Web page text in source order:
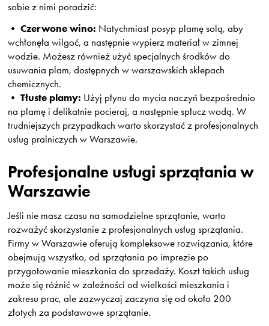
sobie z nimi poradzić:
•Czerwone wino: Natychmiast posyp plamę solą, aby
wchłonęła wilgoć, a następnie wypierz materiał w zimnej
wodzie. Możesz również użyć specjalnych środków do
usuwania plam, dostępnych w warszawskich sklepach
chemicznych.
•Tłuste plamy: Użyj płynu do mycia naczyń bezpośrednio
na plamę i delikatnie pocieraj, a następnie spłucz wodą. W
trudniejszych przypadkach warto skorzystać z profesjonalnych
usług pralniczych w Warszawie.
Profesjonalne usługi sprzątania w
Warszawie
Jeśli nie masz czasu na samodzielne sprzątanie, warto
rozważyć skorzystanie z profesjonalnych usług sprzątania.
Firmy w Warszawie oferują kompleksowe rozwiązania, które
obejmują wszystko, od sprzątania po imprezie po
przygotowanie mieszkania do sprzedaży. Koszt takich usług
może się różnić w zależności od wielkości mieszkania i
zakresu prac, ale zazwyczaj zaczyna się od około 200
złotych za podstawowe sprzątanie.